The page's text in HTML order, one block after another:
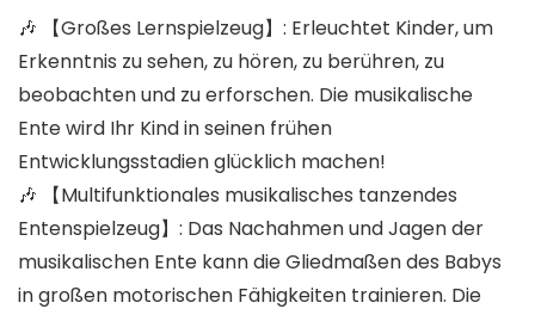
🎶 【Großes Lernspielzeug】: Erleuchtet Kinder, um
Erkenntnis zu sehen, zu hören, zu berühren, zu
beobachten und zu erforschen. Die musikalische
Ente wird Ihr Kind in seinen frühen
Entwicklungsstadien glücklich machen!
🎶 【Multifunktionales musikalisches tanzendes
Entenspielzeug】: Das Nachahmen und Jagen der
musikalischen Ente kann die Gliedmaßen des Babys
in großen motorischen Fähigkeiten trainieren. Die